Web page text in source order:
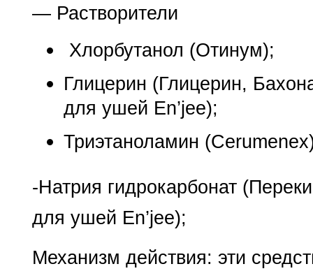
— Растворители
Хлорбутанол (Отинум);
Глицерин (Глицерин,
для ушей En’jee);
Триэтаноламин
-Натрия гидрокарбонат
для ушей En’jee);
Механизм действия: эти